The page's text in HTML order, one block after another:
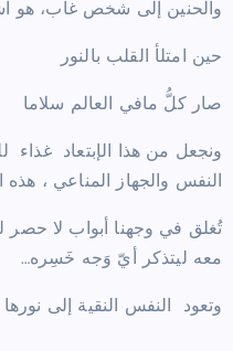
والحنين إلى شخص غاب، هو
حين امتلأ القلب بالنور
صار كلُّ مافي العالم سلاما
ونجعل من هذا الإبتعاد غذاء
النفس والجهاز المناعي ،
تُغلق في وجهنا أبواب لا حصر
معه ليتذكر أيّ وَجه خَسِره…
وتعود النفس النقية إلى